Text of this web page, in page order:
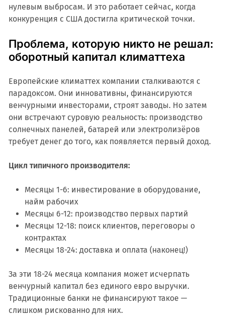
нулевым выбросам. И это работает сейчас, когда
конкуренция с США достигла критической точки.
Проблема, которую никто не решал:
оборотный капитал климаттеха
Европейские климаттех компании сталкиваются с
парадоксом. Они инновативны, финансируются
венчурными инвесторами, строят заводы. Но затем
они встречают суровую реальность: производство
солнечных панелей, батарей или электролизёров
требует денег до того, как появляется первый доход.
Цикл типичного производителя:
Месяцы 1-6: инвестирование в оборудование,
найм рабочих
Месяцы 6-12: производство первых партий
Месяцы 12-18: поиск клиентов, переговоры о
контрактах
Месяцы 18-24: доставка и оплата (наконец!)
За эти 18-24 месяца компания может исчерпать
венчурный капитал без единого евро выручки.
Традиционные банки не финансируют такое —
слишком рискованно для них.